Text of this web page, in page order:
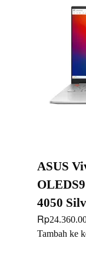
ASUS
4050
Rp
Tambah ke